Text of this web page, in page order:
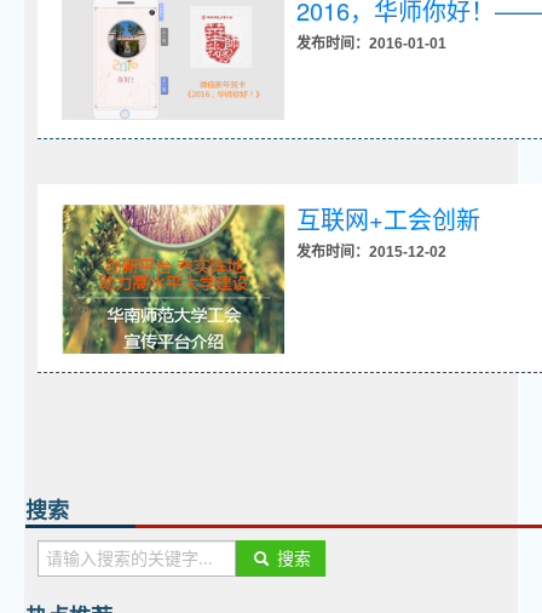
2016，华师你好！——
发布时间：2016-01-01
互联网+工会创新
发布时间：2015-12-02
搜索
搜索